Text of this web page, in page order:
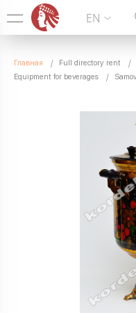
099 338 00 22
SEVEN DAYS A WEEK
EN
Главная Full directory rent
Equipment for beverages